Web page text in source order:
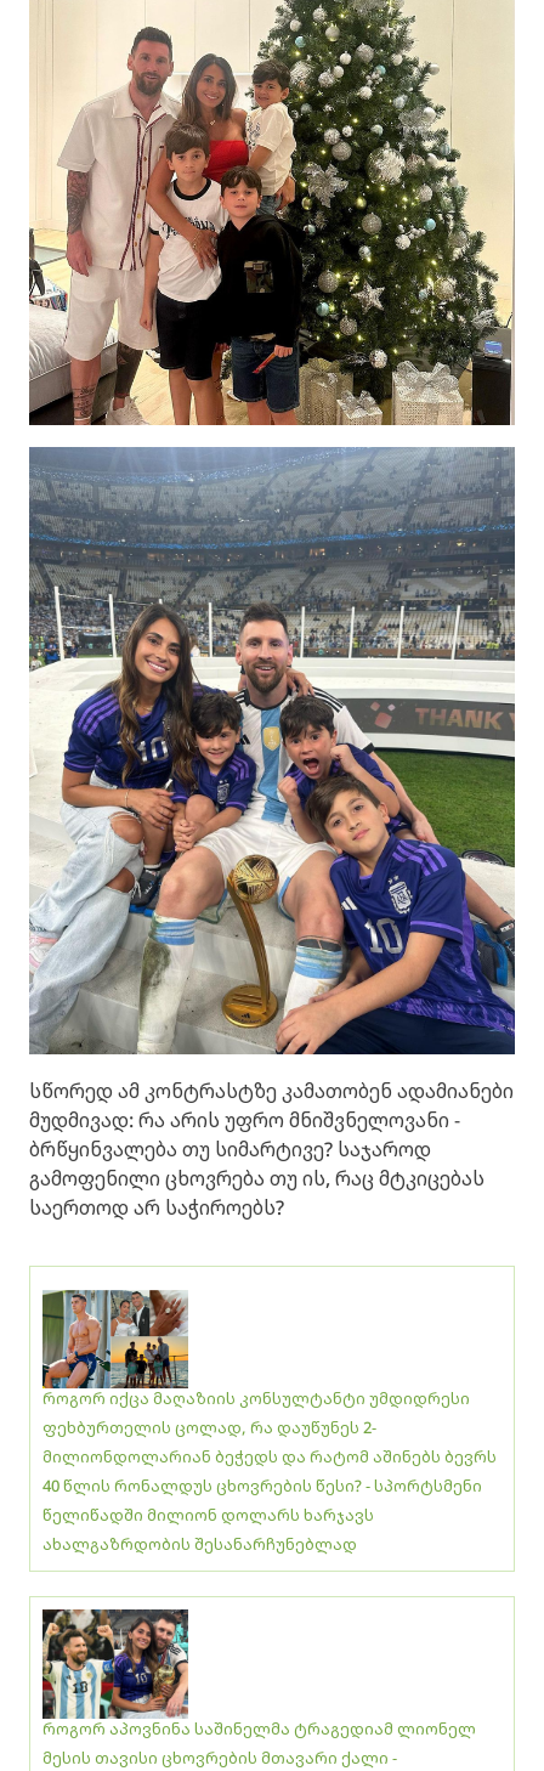
სწორედ ამ კონტრასტზე კამათობენ ადამიანები
მუდმივად: რა არის უფრო მნიშვნელოვანი -
ბრწყინვალება თუ სიმარტივე? საჯაროდ
გამოფენილი ცხოვრება თუ ის, რაც მტკიცებას
საერთოდ არ საჭიროებს?
როგორ იქცა მაღაზიის კონსულტანტი უმდიდრესი
ფეხბურთელის ცოლად, რა დაუწუნეს 2-
მილიონდოლარიან ბეჭედს და რატომ აშინებს ბევრს
40 წლის რონალდუს ცხოვრების წესი? - სპორტსმენი
წელიწადში მილიონ დოლარს ხარჯავს
ახალგაზრდობის შესანარჩუნებლად
როგორ აპოვნინა საშინელმა ტრაგედიამ ლიონელ
მესის თავისი ცხოვრების მთავარი ქალი -